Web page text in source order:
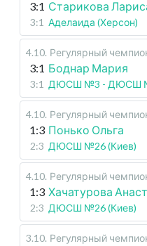
3:1 Старикова
3:1 Аделаида (Херсон)
4.10. Регулярный
3:1 Боднар Мария
3:1 ДЮСШ №3 - ДЮСШ
4.10. Регулярный
1:3 Понько Ольга
2:3 ДЮСШ №26 (Киев)
4.10. Регулярный
1:3 Хачатурова
2:3 ДЮСШ №26 (Киев)
3.10. Регулярный